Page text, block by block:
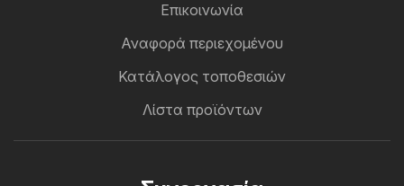
Επικοινωνία
Αναφορά περιεχομένου
Κατάλογος τοποθεσιών
Λίστα προϊόντων